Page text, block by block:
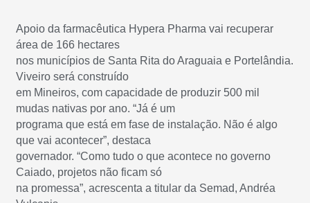
Apoio da farmacêutica Hypera Pharma vai recuperar
área de 166 hectares
nos municípios de Santa Rita do Araguaia e Portelândia.
Viveiro será construído
em Mineiros, com capacidade de produzir 500 mil
mudas nativas por ano. “Já é um
programa que está em fase de instalação. Não é algo
que vai acontecer”, destaca
governador. “Como tudo o que acontece no governo
Caiado, projetos não ficam só
na promessa”, acrescenta a titular da Semad, Andréa